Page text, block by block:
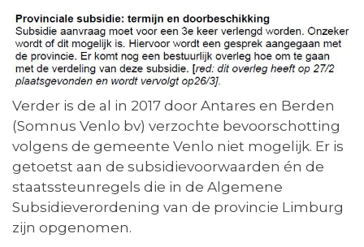
Verder is de al in 2017 door Antares en Berden
(Somnus Venlo bv) verzochte bevoorschotting
volgens de gemeente Venlo niet mogelijk. Er is
getoetst aan de subsidievoorwaarden én de
staatssteunregels die in de Algemene
Subsidieverordening van de provincie Limburg
zijn opgenomen.